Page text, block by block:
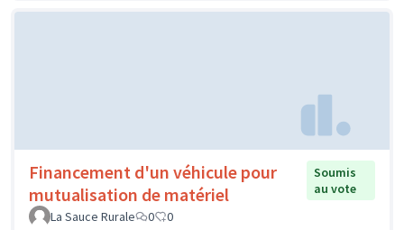
Financement d'un véhicule pour
mutualisation de matériel
Soumis
au vote
La Sauce Rurale
0 0